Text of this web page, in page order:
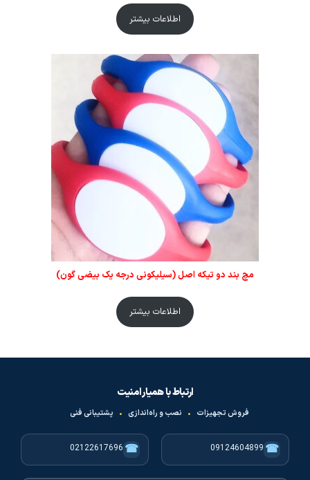
اطلاعات بیشتر
مچ بند دو تیکه اصل (سیلیکونی درجه یک بیضی گون)
اطلاعات بیشتر
ارتباط با همیار امنیت
فروش تجهیزات • نصب و راه‌اندازی • پشتیبانی فنی
☎
09124604899
☎
02122617696